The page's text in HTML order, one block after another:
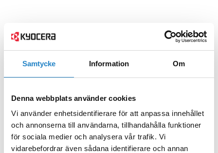
Samtycke Information Om
Denna webbplats använder cookies
Vi använder enhetsidentifierare för att anpassa innehållet
och annonserna till användarna, tillhandahålla funktioner
för sociala medier och analysera vår trafik. Vi
vidarebefordrar även sådana identifierare och annan